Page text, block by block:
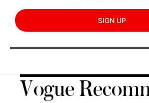
SIGN UP
Vogue